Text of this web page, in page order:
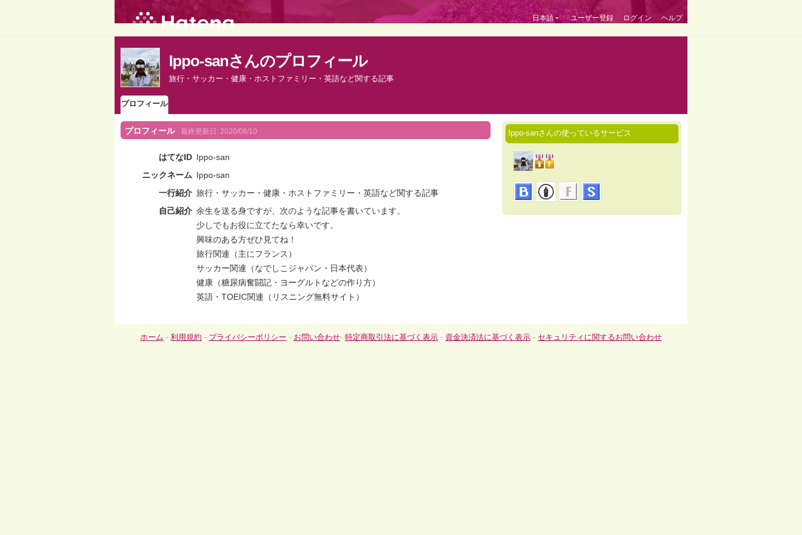
日本語 ユーザー登録 ログイン ヘルプ
Ippo-sanさんのプロフィール
旅行・サッカー・健康・ホストファミリー・英語など関する記事
プロフィール
プロフィール 最終更新日: 2020/08/10
はてなID Ippo-san
ニックネーム Ippo-san
一行紹介 旅行・サッカー・健康・ホストファミリー・英語など関する記事
自己紹介 余生を送る身ですが、次のような記事を書いています。
少しでもお役に立てたなら幸いです。
興味のある方ぜひ見てね！
旅行関連（主にフランス）
サッカー関連（なでしこジャパン・日本代表）
健康（糖尿病奮闘記・ヨーグルトなどの作り方）
英語・TOEIC関連（リスニング無料サイト）
Ippo-sanさんの使っているサービス
ホーム - 利用規約 - プライバシーポリシー - お問い合わせ- 特定商取引法に基づく表示 - 資金決済法に基づく表示 - セキュリティに関するお問い合わせ